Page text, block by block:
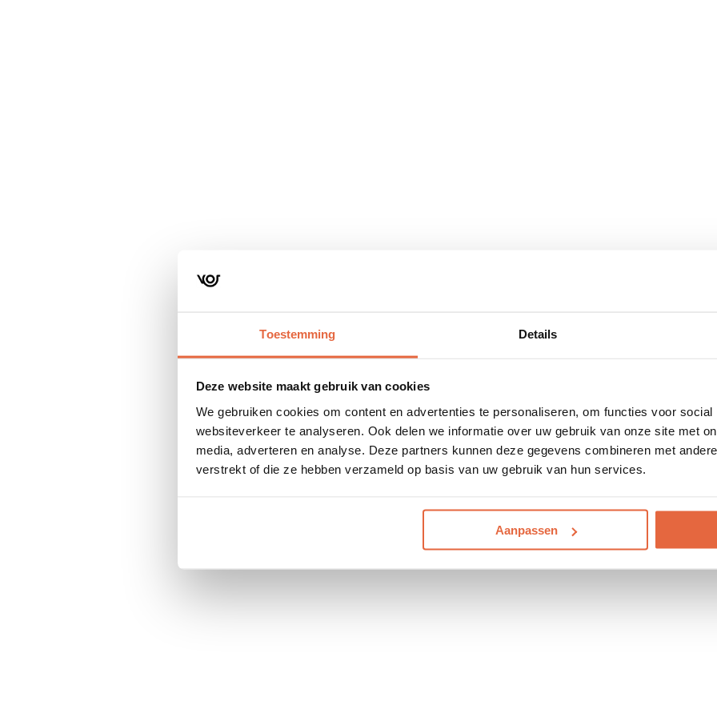
Toestemming Details
Deze website maakt gebruik van cookies
We gebruiken cookies om content en advertenties te personaliseren, om functies voor
websiteverkeer te analyseren. Ook delen we informatie over uw gebruik van onze site met
media, adverteren en analyse. Deze partners kunnen deze gegevens combineren met
verstrekt of die ze hebben verzameld op basis van uw gebruik van hun services.
Aanpassen